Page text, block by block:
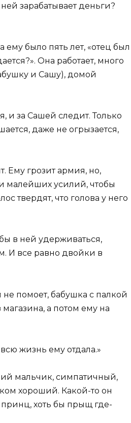
зарабатывает деньги?
было пять лет, «отец был
Она работает, много
и Сашу), домой
и за Сашей следит. Только
даже не огрызается,
Ему грозит армия, но,
малейших усилий, чтобы
твердят, что голова у него
в ней удерживаться,
И все равно двойки в
помоет, бабушка с палкой
а потом ему на
жизнь ему отдала.»
мальчик, симпатичный,
хороший. Какой-то он
хоть бы прыщ где-